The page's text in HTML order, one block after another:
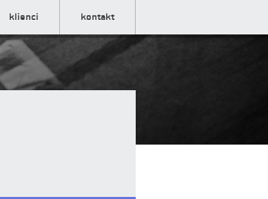
klienci kontakt